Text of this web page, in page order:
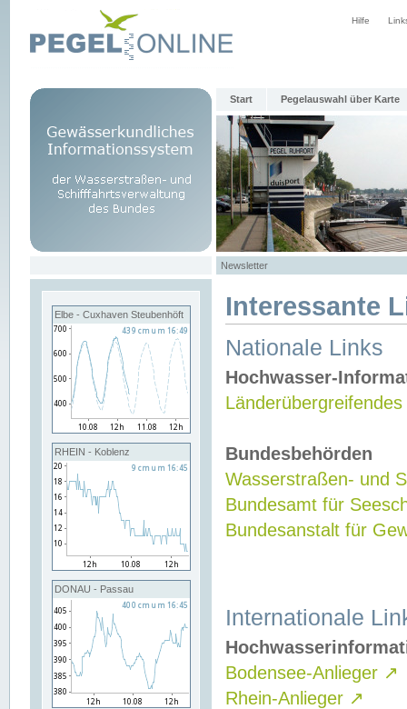
Hilfe
Start Pegelauswahl über Karte
Newsletter
Elbe - Cuxhaven Steubenhöft
RHEIN - Koblenz
DONAU - Passau
Interessante
Nationale Links
Hochwasser-
Bundesbehörden
Wasserstraßen- und
Bundesamt für
Bundesanstalt für
Internationale
Bodensee-Anlieger ↗
Rhein-Anlieger ↗